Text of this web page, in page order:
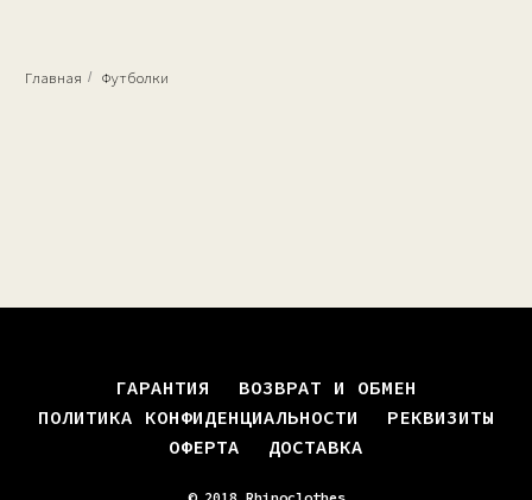
Главная / Футболки
ГАРАНТИЯ
ВОЗВРАТ И ОБМЕН
ПОЛИТИКА КОНФИДЕНЦИАЛЬНОСТИ
РЕКВИЗИТЫ
ОФЕРТА
ДОСТАВКА